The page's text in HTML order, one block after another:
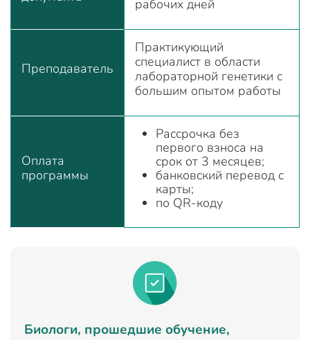
рабочих дней
Преподаватель
Практикующий
специалист в области
лабораторной генетики с
большим опытом работы
Оплата
программы
Рассрочка без
первого взноса на
срок от 3 месяцев;
банковский перевод с
карты;
по QR-коду
Биологи, прошедшие обучение,